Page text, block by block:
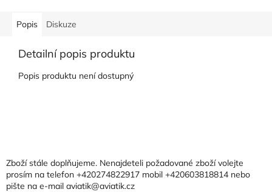
Popis Diskuze
Detailní popis produktu
Popis produktu není dostupný
aZboží stále doplňujeme. Nenajdeteli požadované zboží volejte
prosím na telefon +420274822917 mobil +420603818814 nebo
pište na e-mail aviatik@aviatik.cz